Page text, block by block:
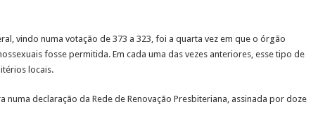
vindo numa votação de 373 a 323, foi a quarta vez em que o órgão
fosse permitida. Em cada uma das vezes anteriores, esse tipo de
locais.
declaração da Rede de Renovação Presbiteriana, assinada por doze